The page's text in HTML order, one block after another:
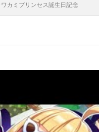
カミプリンセス誕生日記念